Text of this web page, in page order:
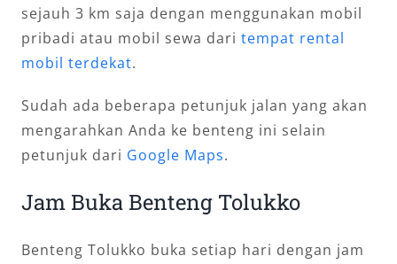
sejauh 3 km saja dengan menggunakan mobil
pribadi atau mobil sewa dari tempat rental
mobil terdekat.
Sudah ada beberapa petunjuk jalan yang akan
mengarahkan Anda ke benteng ini selain
petunjuk dari Google Maps.
Jam Buka Benteng Tolukko
Benteng Tolukko buka setiap hari dengan jam